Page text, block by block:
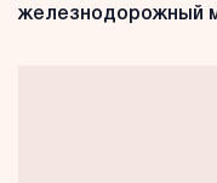
железнодорожный